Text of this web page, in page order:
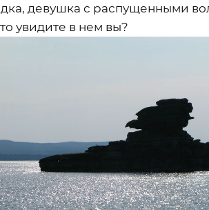
девушка с распущенными
увидите в нем вы?